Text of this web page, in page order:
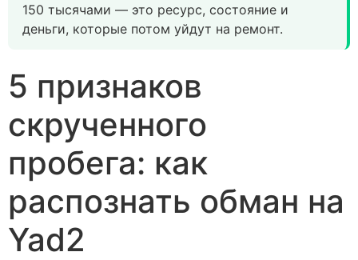
150 тысячами — это ресурс, состояние и
деньги, которые потом уйдут на ремонт.
5 признаков
скрученного
пробега: как
распознать обман на
Yad2